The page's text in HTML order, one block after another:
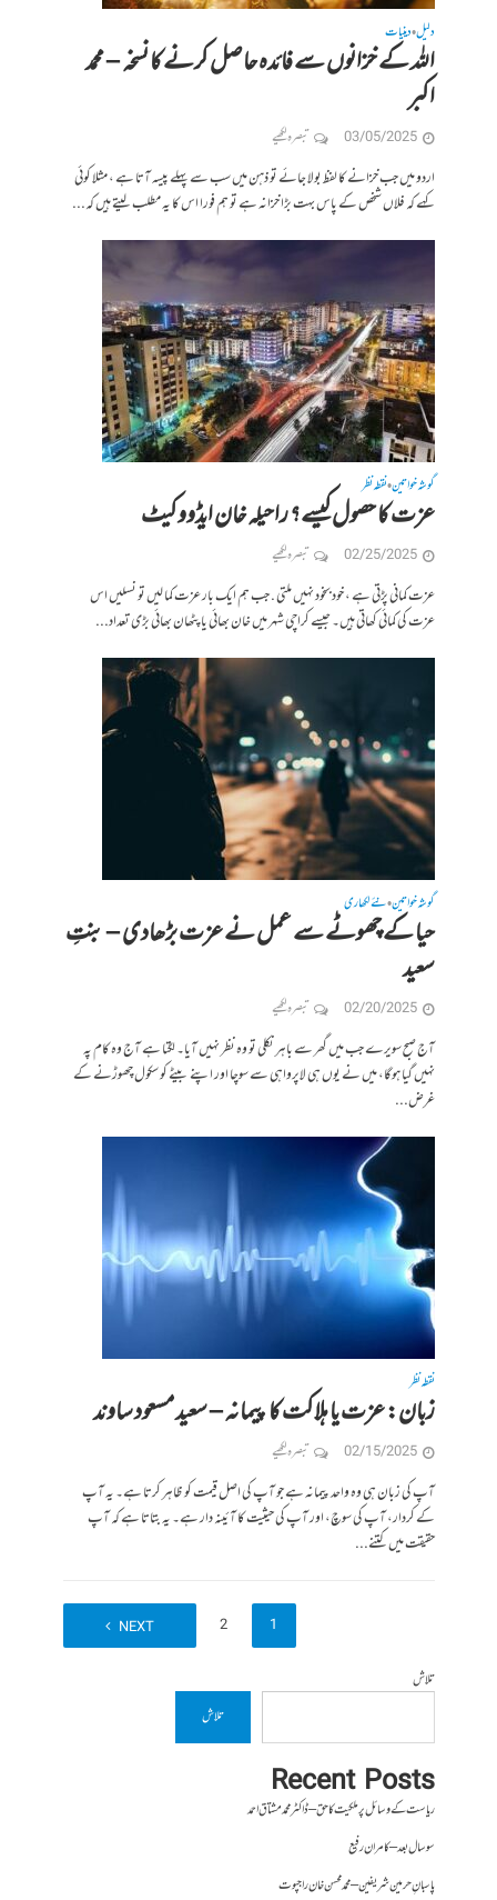
دلیل•دینیات
اللہ کے خزانوں سے فائدہ حاصل کرنے کا نسخہ – محمد
اکبر
03/05/2025 تبصرہ لکھیے
اردو میں جب خزانے کا لفظ بولا جائے تو ذہن میں سب سے پہلے پیسہ آتا ہے ، مثلا کوئی
کہے کہ فلاں شخص کے پاس بہت بڑا خزانہ ہے تو ہم فورا اس کا یہ مطلب لیتے ہیں کہ...
گوشہ خواتین•نقطہ نظر
عزت کا حصول کیسے؟ راحیلہ خان ایڈووکیٹ
02/25/2025 تبصرہ لکھیے
عزت کمانی پڑتی ہے ، خود بخود نہیں ملتی . جب ہم ایک بار عزت کما لیں تو نسلیں اس
عزت کی کمائی کھاتی ہیں۔ جیسے کراچی شہر میں خان بھائی یا پٹھان بھائی بڑی تعداد...
گوشہ خواتین•نئے لکھاری
حیا کے چھوٹے سے عمل نے عزت بڑھادی – بنتِ
سعید
02/20/2025 تبصرہ لکھیے
آج صبح سویرے جب میں گھر سے باہر نکلی تو وہ نظر نہیں آیا۔ لگتا ہے آج وہ کام پہ
نہیں گیا ہوگا، میں نے یوں ہی لاپرواہی سے سوچا اور اپنے بیٹے کو سکول چھوڑنے کے
غرض...
نقطہ نظر
زبان: عزت یا ہلاکت کا پیمانہ – سعید مسعود ساوند
02/15/2025 تبصرہ لکھیے
آپ کی زبان ہی وہ واحد پیمانہ ہے جو آپ کی اصل قیمت کو ظاہر کرتا ہے۔ یہ آپ
کے کردار، آپ کی سوچ، اور آپ کی حیثیت کا آئینہ دار ہے۔ یہ بتاتا ہے کہ آپ
حقیقت میں کتنے...
1
2
NEXT
تلاش
تلاش
Recent Posts
ریاست کے وسائل پر ملکیت کا حق – ڈاکٹر محمد مشتاق احمد
سو سال بعد – کامران رفیع
پاسبانِ حرمین شریفین – محمد محسن خان راجپوت